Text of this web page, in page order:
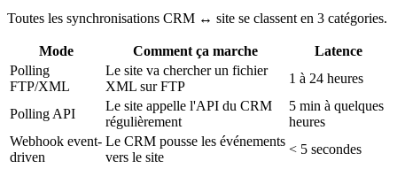
Toutes les synchronisations CRM ↔ site se classent en 3 catégories.
Mode Comment ça marche
Latence
Polling
FTP/XML
Le site va chercher un fichier
XML sur FTP
1 à 24 heures
Polling API
Le site appelle l'API du CRM
régulièrement
5 min à quelques
heures
Webhook event-
driven
Le CRM pousse les événements
vers le site
< 5 secondes